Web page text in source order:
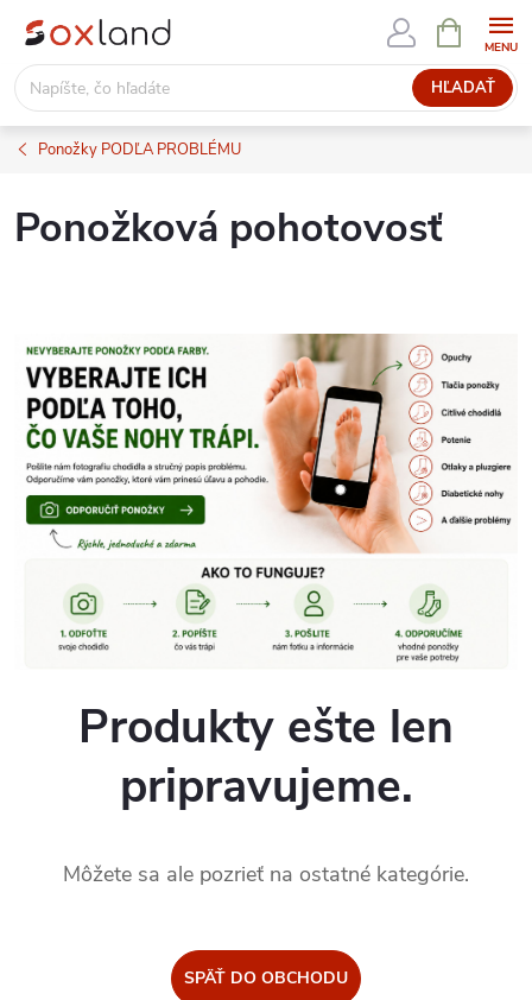
Prejsť
obsah
HĽADAŤ
KOŠÍK
Ponožky PODĽA PROBLÉMU
Ponožková pohotovosť
Produkty ešte len
pripravujeme.
Môžete sa ale pozrieť na ostatné kategórie.
SPÄŤ DO OBCHODU